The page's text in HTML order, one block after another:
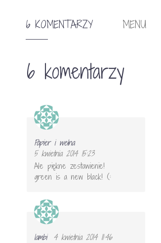
6 KOMENTARZY MENU
6 komentarzy
Papier i wełna
5 kwietnia 2014 15:23
Ale piękne zestawienie!
green is a new black! (:
lambi
4 kwietnia 2014 11:46